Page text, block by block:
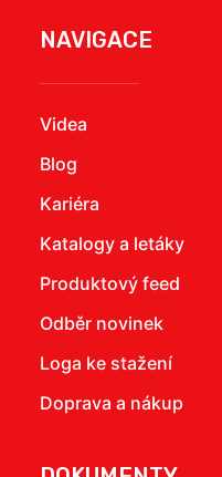
NAVIGACE
Videa
Blog
Kariéra
Katalogy a letáky
Produktový feed
Odběr novinek
Loga ke stažení
Doprava a nákup